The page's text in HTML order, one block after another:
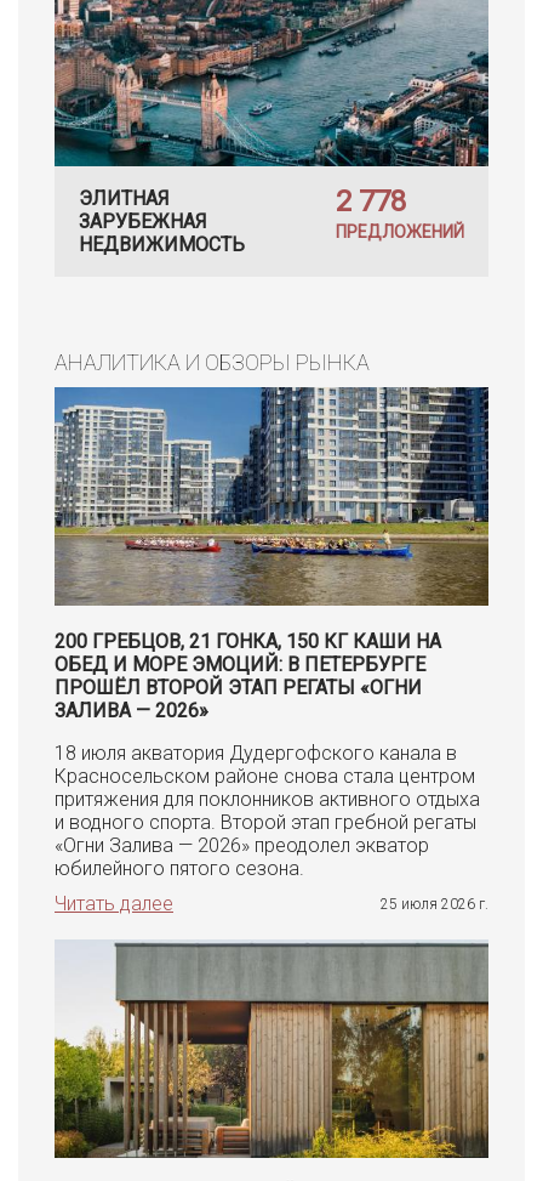
ЭЛИТНАЯ
ЗАРУБЕЖНАЯ
НЕДВИЖИМОСТЬ
2 778
ПРЕДЛОЖЕНИЙ
АНАЛИТИКА И ОБЗОРЫ РЫНКА
200 ГРЕБЦОВ, 21 ГОНКА, 150 КГ КАШИ НА
ОБЕД И МОРЕ ЭМОЦИЙ: В ПЕТЕРБУРГЕ
ПРОШЁЛ ВТОРОЙ ЭТАП РЕГАТЫ «ОГНИ
ЗАЛИВА — 2026»
18 июля акватория Дудергофского канала в
Красносельском районе снова стала центром
притяжения для поклонников активного отдыха
и водного спорта. Второй этап гребной регаты
«Огни Залива — 2026» преодолел экватор
юбилейного пятого сезона.
Читать далее
25 июля 2026 г.